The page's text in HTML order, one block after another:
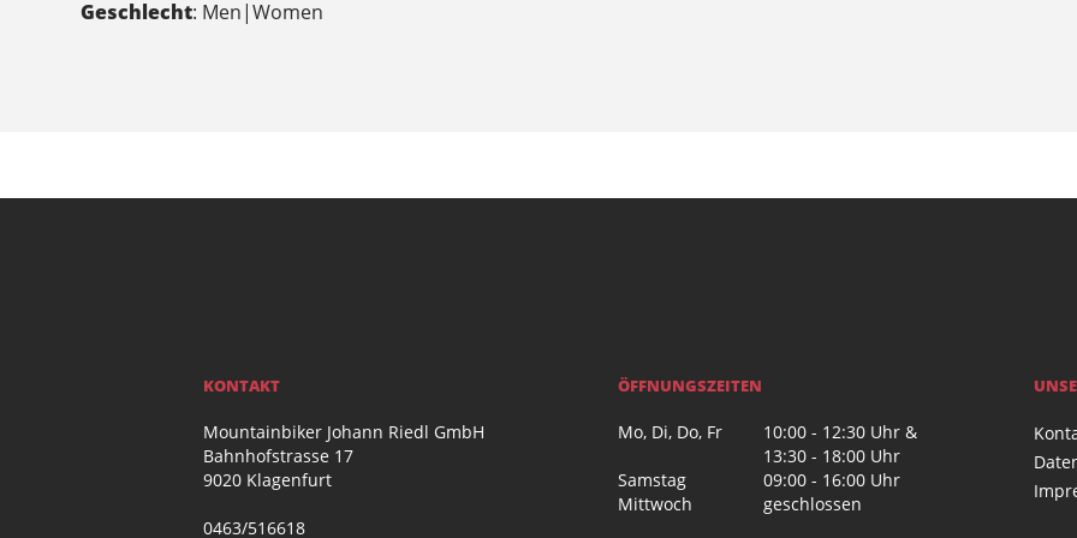
Geschlecht: Men|Women
KONTAKT
Mountainbiker Johann Riedl GmbH
Bahnhofstrasse 17
9020 Klagenfurt
0463/516618
ÖFFNUNGSZEITEN
Mo, Di, Do, Fr
10:00 - 12:30 Uhr &
13:30 - 18:00 Uhr
Samstag
09:00 - 16:00 Uhr
Mittwoch
geschlossen